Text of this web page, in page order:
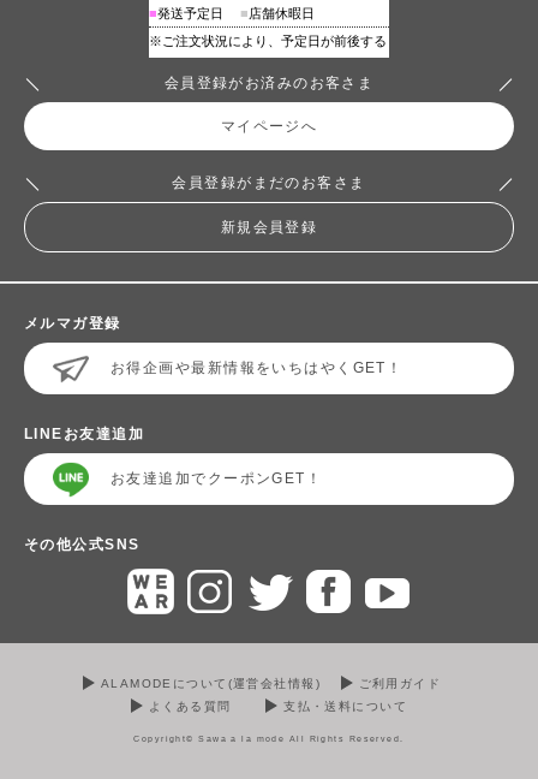
会員登録がお済みのお客さま
マイページへ
会員登録がまだのお客さま
新規会員登録
メルマガ登録
お得企画や最新情報をいちはやくGET！
LINEお友達追加
お友達追加でクーポンGET！
その他公式SNS
ALAMODEについて(運営会社情報)
ご利用ガイド
よくある質問
支払・送料について
Copyright© Sawa a la mode All Rights Reserved.